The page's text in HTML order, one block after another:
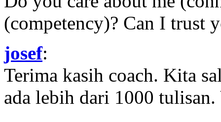
(competency)? Can I trust
josef:
Terima kasih coach. Kita
ada lebih dari 1000 tulisan.